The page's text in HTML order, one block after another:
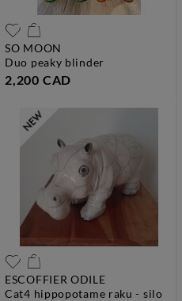
SO MOON
duo peaky blinder
2,200 CAD
ESCOFFIER ODILE
cat4 hippopotame raku - silo